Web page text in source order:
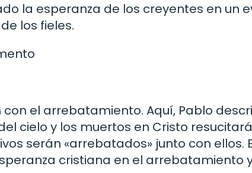
la esperanza de los creyentes en un
los fieles.
el arrebatamiento. Aquí, Pablo
cielo y los muertos en Cristo
serán «arrebatados» junto con ellos.
cristiana en el arrebatamiento